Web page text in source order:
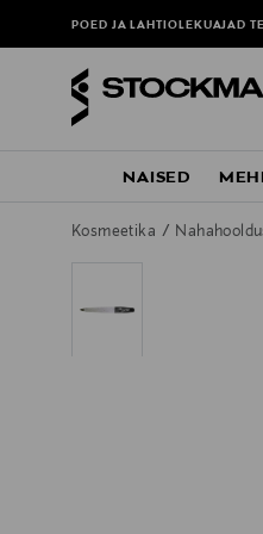
POED JA LAHTIOLEKUAJAD
NAISED
Kosmeetika